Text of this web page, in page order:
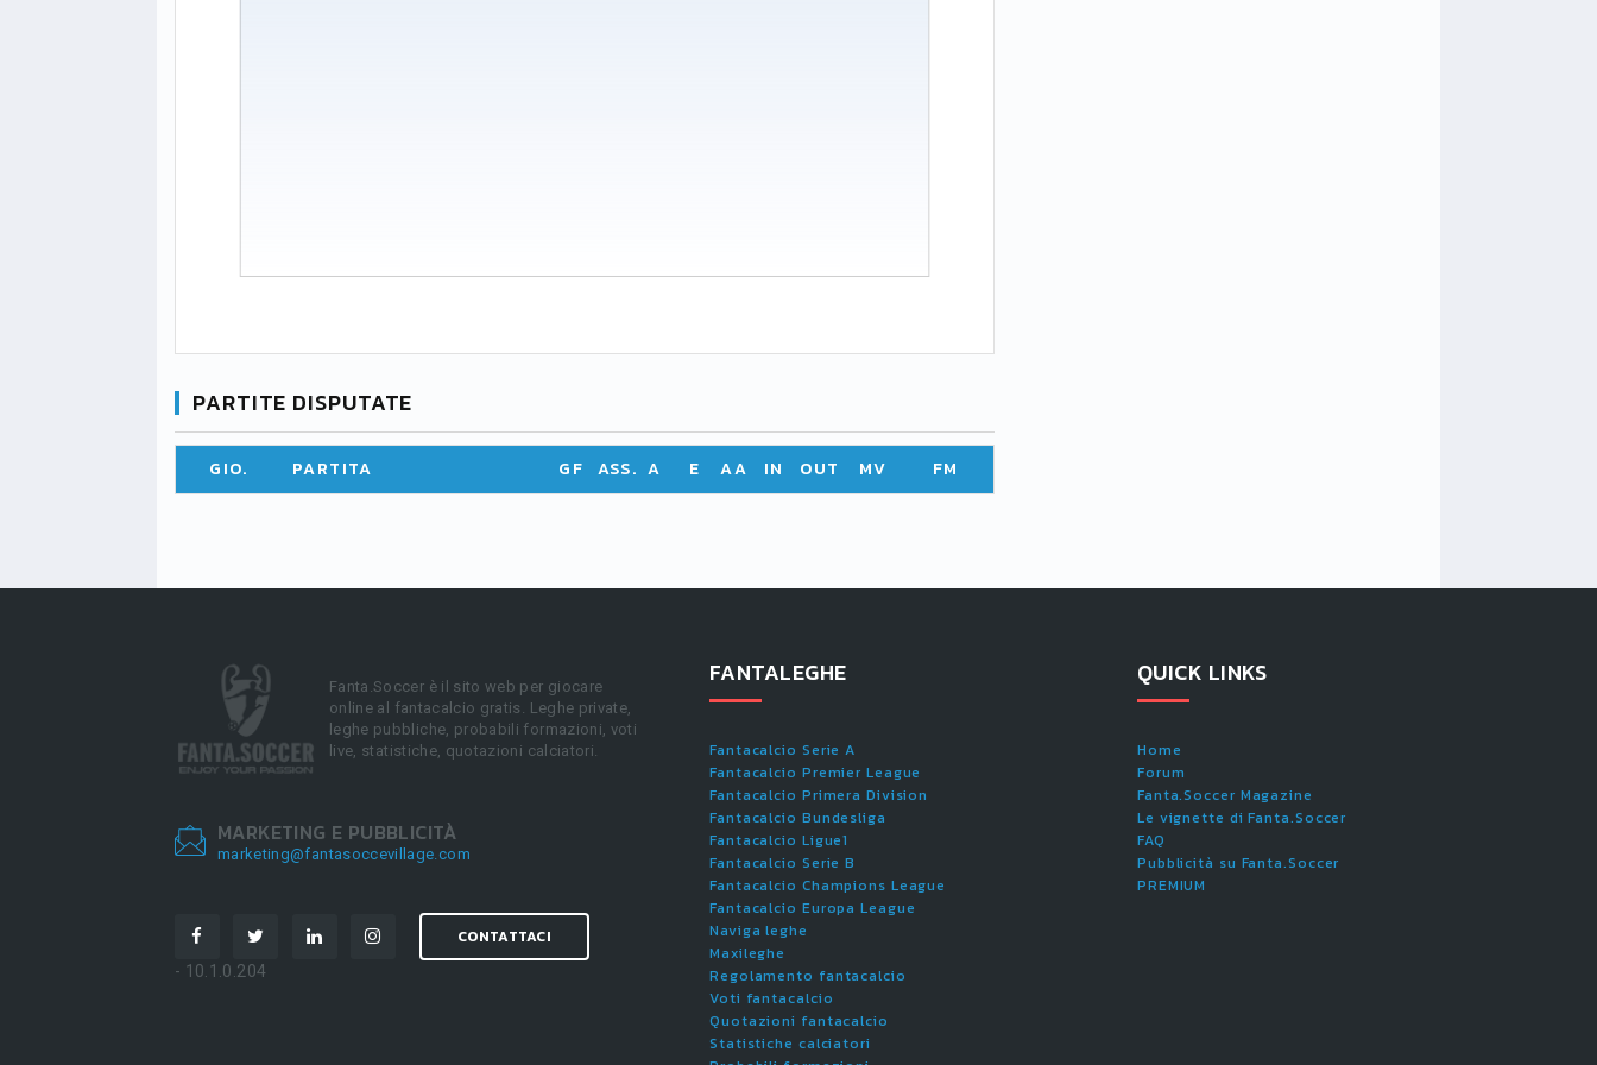
PARTITE DISPUTATE
GIO. PARTITA GF ASS. A E AA IN OUT MV FM
Fanta.Soccer è il sito web per giocare
online al fantacalcio gratis. Leghe private,
leghe pubbliche, probabili formazioni, voti
live, statistiche, quotazioni calciatori.
MARKETING E PUBBLICITÀ
marketing@fantasoccevillage.com
CONTATTACI
- 10.1.0.204
FANTALEGHE
Fantacalcio Serie A
Fantacalcio Premier League
Fantacalcio Primera Division
Fantacalcio Bundesliga
Fantacalcio Ligue1
Fantacalcio Serie B
Fantacalcio Champions League
Fantacalcio Europa League
Naviga leghe
Maxileghe
Regolamento fantacalcio
Voti fantacalcio
Quotazioni fantacalcio
Statistiche calciatori
QUICK LINKS
Home
Forum
Fanta.Soccer Magazine
Le vignette di Fanta.Soccer
FAQ
Pubblicità su Fanta.Soccer
PREMIUM